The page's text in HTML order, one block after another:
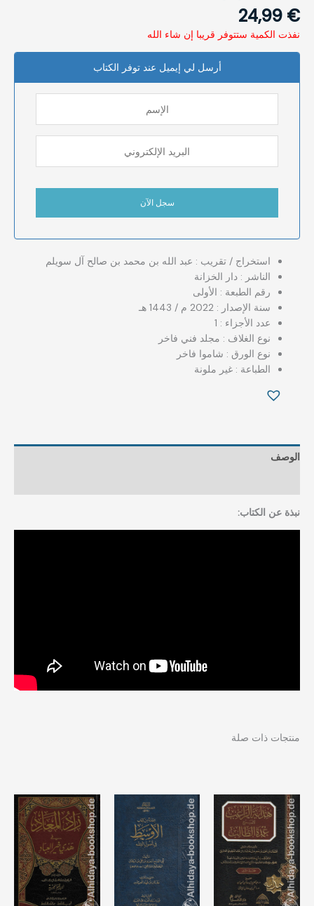
24,99 €
نفذت الكمية ستتوفر قريبا إن شاء الله
أرسل لي إيميل عند توفر الكتاب
استخراج / تقريب : عبد الله بن محمد بن صالح آل سويلم
الناشر : دار الخزانة
رقم الطبعة : الأولى
سنة الإصدار : 2022 م / 1443 هـ
عدد الأجزاء : 1
نوع الغلاف : مجلد فني فاخر
نوع الورق : شاموا فاخر
الطباعة : غير ملونة
الوصف
نبذة عن الكتاب:
منتجات ذات صلة